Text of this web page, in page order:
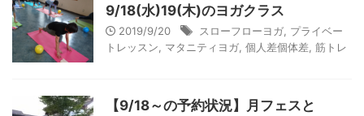
9/18(水)19(木)のヨガクラス
2019/9/20 スローフローヨガ プライベー
トレッスン
マタニティヨガ 個人差個体差 筋トレ
【9/18～の予約状況】月フェスと